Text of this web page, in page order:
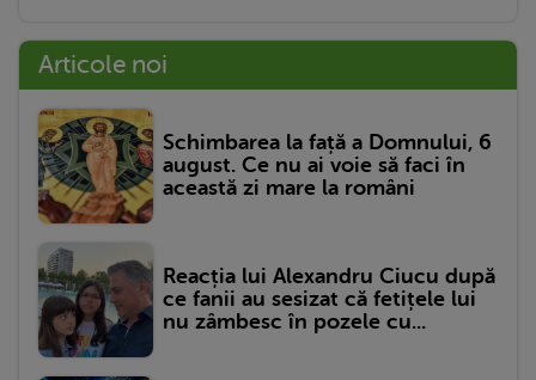
Articole noi
Schimbarea la față a Domnului, 6
august. Ce nu ai voie să faci în
această zi mare la români
Reacția lui Alexandru Ciucu după
ce fanii au sesizat că fetițele lui
nu zâmbesc în pozele cu...